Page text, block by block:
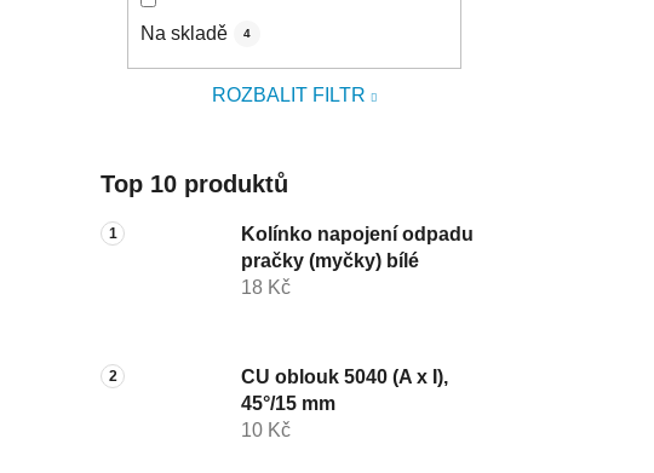
Na skladě 4
ROZBALIT FILTR
Top 10 produktů
Kolínko napojení odpadu
pračky (myčky) bílé
18 Kč
CU oblouk 5040 (A x I),
45°/15 mm
10 Kč